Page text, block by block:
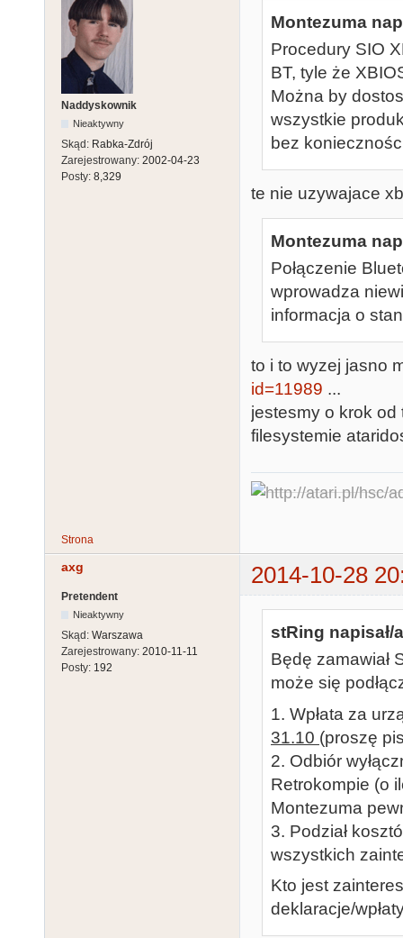
Naddyskownik
Nieaktywny
Skąd: Rabka-Zdrój
Zarejestrowany: 2002-04-23
Posty: 8,329
Montezuma
Procedury SIO
BT, tyle że
Można by
wszystkie
bez
te nie uzywajace
Montezuma
Połączenie
wprowadza
informacja o
to i to wyzej jasno
id=11989 ...
jestesmy o krok
filesystemie
Strona
axg 2014-10-28
Pretendent
Nieaktywny
Skąd: Warszawa
Zarejestrowany: 2010-11-11
Posty: 192
stRing napisał/
Będę zamawiał
może się
1. Wpłata za
31.10 (proszę
2. Odbiór
Retrokompie (o
Montezuma
3. Podział
wszystkich
Kto jest
deklaracje/